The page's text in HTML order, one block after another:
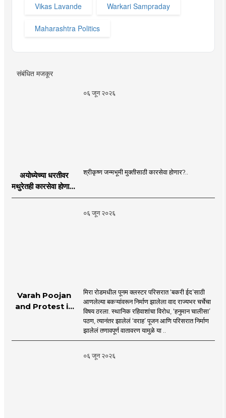
Vikas Lavande Warkari Sampraday
Maharashtra Politics
संबंधित मजकूर
०६ जून २०२६
अयोध्येच्या धरतीवर
मथुरेतही कारसेवा होणार?
| Shri Krishna
श्रीकृष्ण जन्मभूमी मुक्तीसाठी कारसेवा होणार?..
०६ जून २०२६
Varah Poojan
and Protest in
Mira Road
मिरा रोडमधील पूनम क्लस्टर परिसरात ‘बकरी ईद’साठी
आणलेल्या बकऱ्यांवरून निर्माण झालेला वाद राज्यभर चर्चेचा
विषय ठरला. स्थानिक रहिवाशांचा विरोध, ‘हनुमान चालीसा’
पठण, त्यानंतर झालेलं ‘वराह’ पूजन आणि परिसरात निर्माण
झालेलं तणावपूर्ण वातावरण यामुळे या ..
०६ जून २०२६